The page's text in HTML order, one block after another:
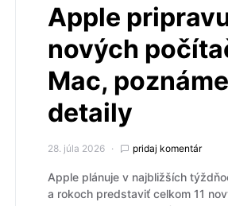
Apple
nových
Mac,
detaily
28. júla 2026 pridaj komentár
Apple plánuje v najbližších
a rokoch predstaviť celkom 11